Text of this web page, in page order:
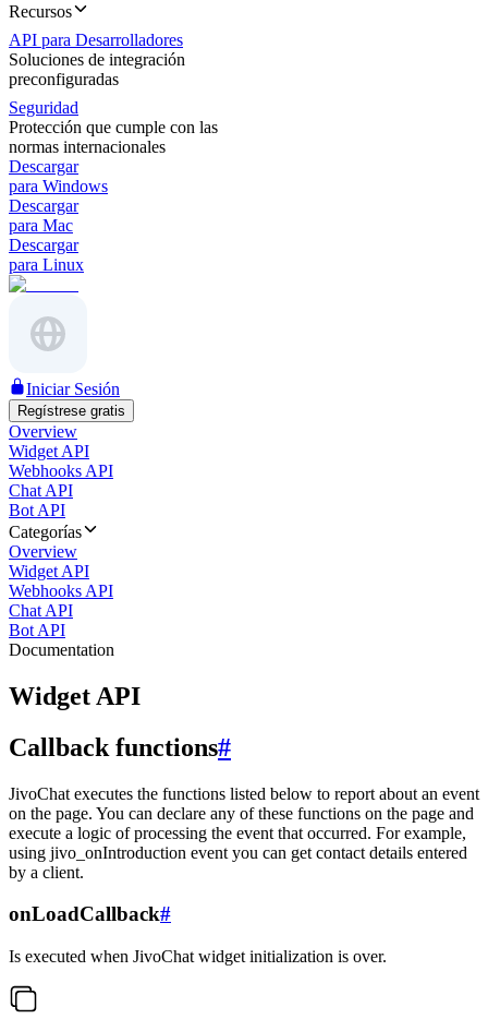
Recursos
API para Desarrolladores
Soluciones de integración
preconfiguradas
Seguridad
Protección que cumple con las
normas internacionales
Descargar
para Windows
Descargar
para Mac
Descargar
para Linux
Iniciar Sesión
Regístrese gratis
Overview
Widget API
Webhooks API
Chat API
Bot API
Categorías
Overview
Widget API
Webhooks API
Chat API
Bot API
Documentation
Widget API
Callback functions#
JivoChat executes the functions listed below to report about an event
on the page. You can declare any of these functions on the page and
execute a logic of processing the event that occurred. For example,
using jivo_onIntroduction event you can get contact details entered
by a client.
onLoadCallback#
Is executed when JivoChat widget initialization is over.